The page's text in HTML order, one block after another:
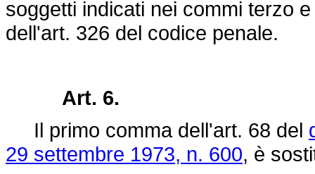
soggetti indicati nei commi terzo
dell'art. 326 del codice penale.
Art. 6.
Il primo comma dell'art. 68 del
29 settembre 1973, n. 600, è